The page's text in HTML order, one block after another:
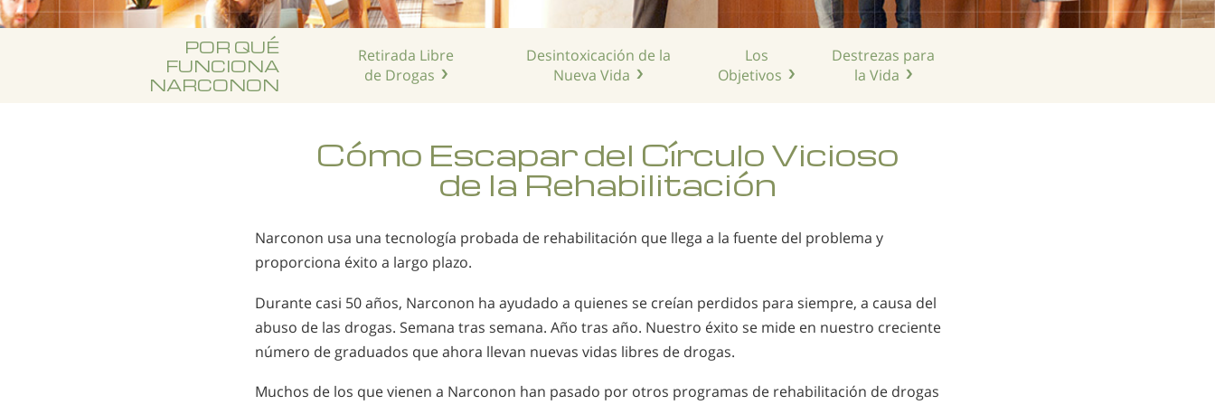
Portugués
Croata
Turco
POR QUÉ
FUNCIONA
NARCONON
Retirada Libre
de Drogas
Desintoxicación de la
Nueva Vida
Los
Objetivos
Destrezas para
la Vida
Cómo Escapar del Círculo Vicioso
de la Rehabilitación
Narconon usa una tecnología probada de rehabilitación que llega a la fuente del problema y
proporciona éxito a largo plazo.
Durante casi 50 años, Narconon ha ayudado a quienes se creían perdidos para siempre, a causa del
abuso de las drogas. Semana tras semana. Año tras año. Nuestro éxito se mide en nuestro creciente
número de graduados que ahora llevan nuevas vidas libres de drogas.
Muchos de los que vienen a Narconon han pasado por otros programas de rehabilitación de drogas